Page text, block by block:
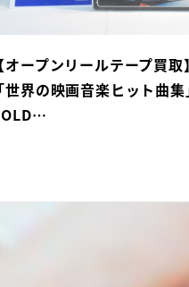
【オープンリールテープ買
「世界の映画音楽ヒット曲